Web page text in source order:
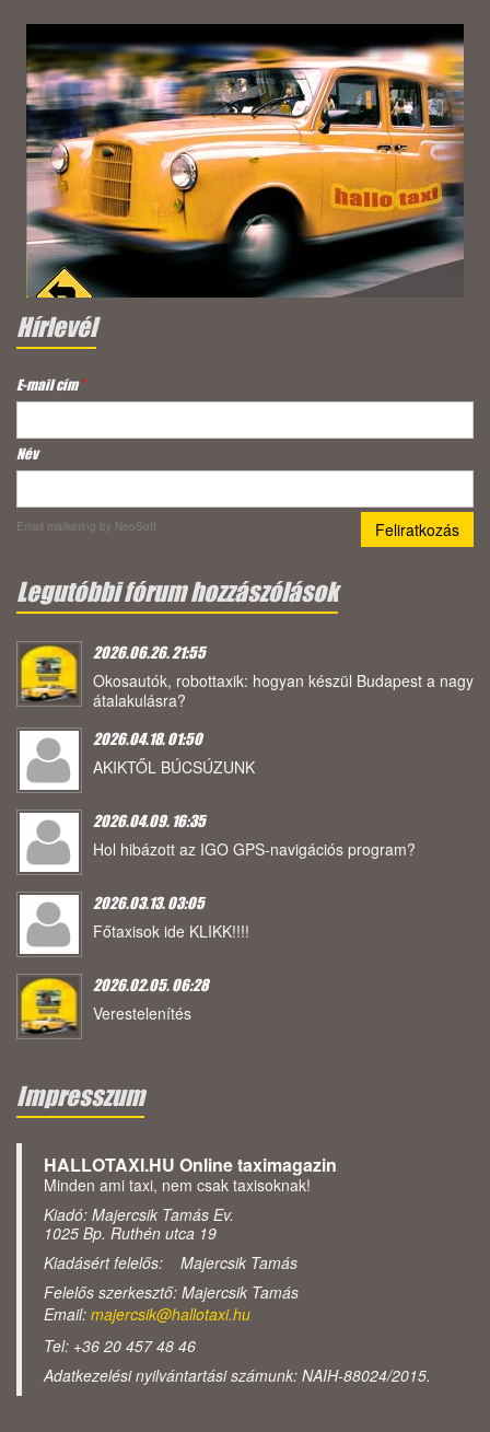
Hírlevél
E-mail cím*
Név
Email marketing by NeoSoft
Legutóbbi fórum hozzászólások
2026.06.26. 21:55
Okosautók, robottaxik: hogyan készül Budapest a nagy
átalakulásra?
2026.04.18. 01:50
AKIKTŐL BÚCSÚZUNK
2026.04.09. 16:35
Hol hibázott az IGO GPS-navigációs program?
2026.03.13. 03:05
Főtaxisok ide KLIKK!!!!
2026.02.05. 06:28
Verestelenítés
Impresszum
HALLOTAXI.HU Online taximagazin
Minden ami taxi, nem csak taxisoknak!
Kiadó: Majercsik Tamás Ev.
1025 Bp. Ruthén utca 19
Kiadásért felelős: Majercsik Tamás
Felelős szerkesztő: Majercsik Tamás
Email: majercsik@hallotaxi.hu
Tel: +36 20 457 48 46
Adatkezelési nyilvántartási számunk: NAIH-88024/2015.